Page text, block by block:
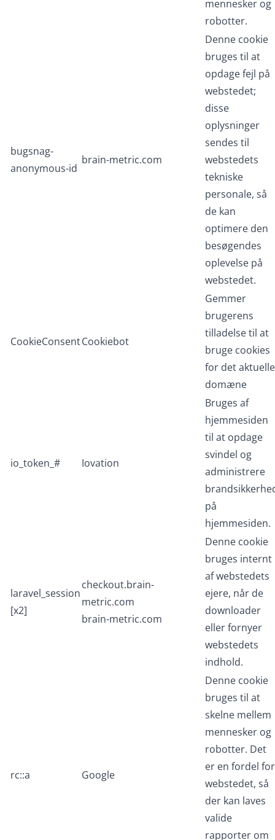
mennesker og
robotter.
bugsnag-
anonymous-id
brain-metric.com
Denne cookie
bruges til at
opdage fejl på
webstedet;
disse
oplysninger
sendes til
webstedets
tekniske
personale, så
de kan
optimere den
besøgendes
oplevelse på
webstedet.
CookieConsentCookiebot
Gemmer
brugerens
tilladelse til at
bruge cookies
for det aktuelle
domæne
io_token_# Iovation
Bruges af
hjemmesiden
til at opdage
svindel og
administrere
på
hjemmesiden.
laravel_session
[x2]
checkout.brain-
metric.com
brain-metric.com
Denne cookie
bruges internt
af webstedets
ejere, når de
downloader
eller fornyer
webstedets
indhold.
rc::a Google
Denne cookie
bruges til at
skelne mellem
mennesker og
robotter. Det
er en fordel for
webstedet, så
der kan laves
valide
rapporter om